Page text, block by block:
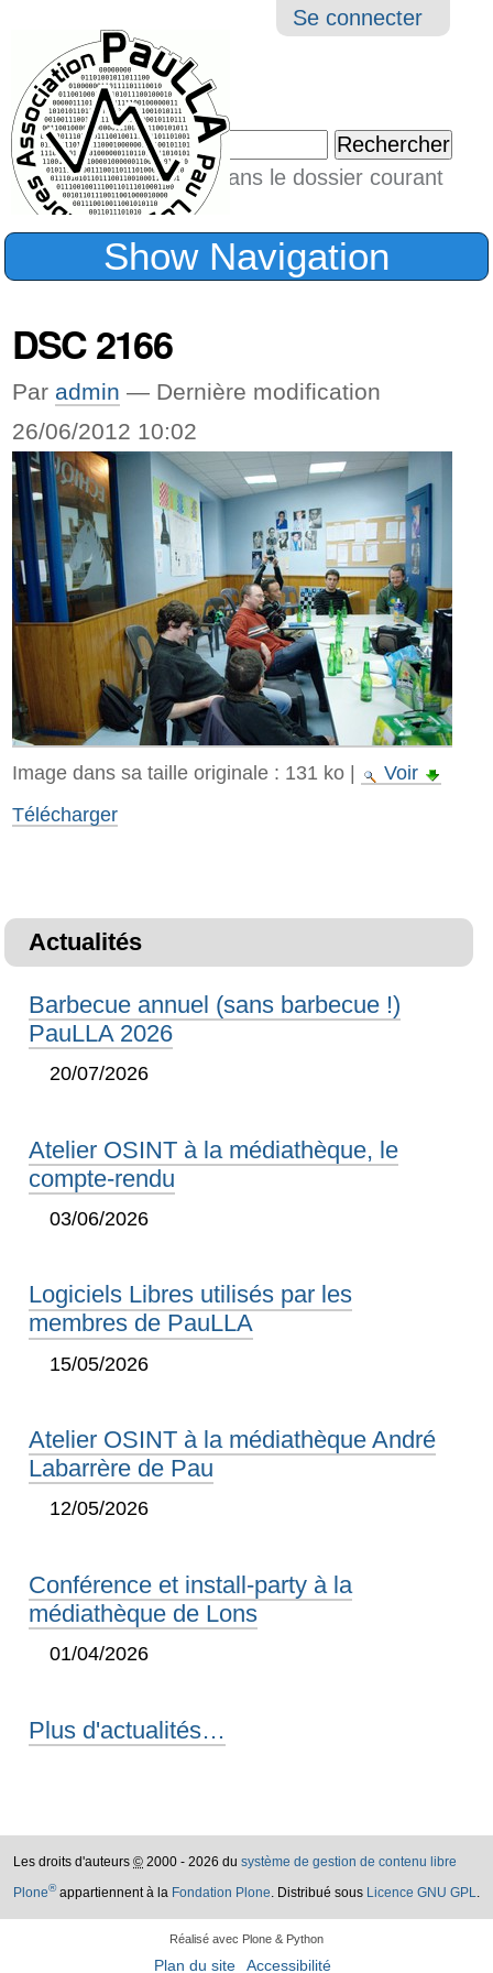
Outils
Se connecter
Chercher par
Seulement dans le dossier courant
Recherche
Show Navigation
DSC 2166
Par admin — Dernière modification
26/06/2012 10:02
Image dans sa taille originale : 131 ko|
Voir
Télécharger
Actualités
Barbecue annuel (sans barbecue !)
PauLLA 2026
20/07/2026
Atelier OSINT à la médiathèque, le
compte-rendu
03/06/2026
Logiciels Libres utilisés par les
membres de PauLLA
15/05/2026
Atelier OSINT à la médiathèque André
Labarrère de Pau
12/05/2026
Conférence et install-party à la
médiathèque de Lons
01/04/2026
Plus d'actualités…
Les droits d'auteurs © 2000 - 2026 du système de gestion de contenu libre
Plone®appartiennent à la Fondation Plone. Distribué sous Licence GNU GPL.
Réalisé avec Plone & Python
Plan du site Accessibilité